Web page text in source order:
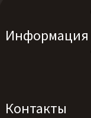
Информация
Контакты